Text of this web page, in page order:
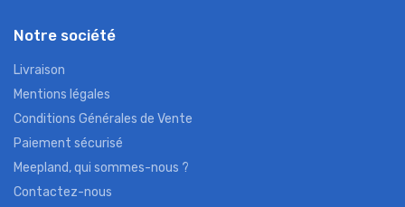
Notre société
Livraison
Mentions légales
Conditions Générales de Vente
Paiement sécurisé
Meepland, qui sommes-nous ?
Contactez-nous